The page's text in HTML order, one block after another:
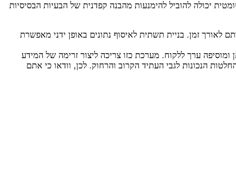
יכולה להוביל להימנעות מהבנה קפדנית של הבעיות הבסיסיות
לאורך זמן. בניית תשתית לאיסוף נתונים באופן ידני מאפשרת
ומוסיפה ערך ללקוח. מערכת כזו צריכה ליצור זרימה של המידע
הנכונות לגבי העתיד הקרוב והרחוק. לכן, וודאו כי אתם